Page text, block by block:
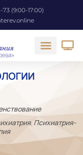
(9:00-17:00)
, Психиатрия-